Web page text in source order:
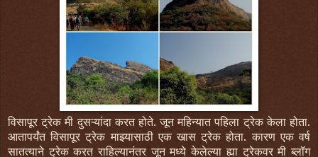
विसापूर ट्रेक मी दुसऱ्यांदा करत होते. जून महिन्यात पहिला ट्रेक केला होता.
आतापर्यंत विसापूर ट्रेक माझ्यासाठी एक खास ट्रेक होता. कारण एक वर्ष
सातत्याने ट्रेक करत राहिल्यानंतर जून मध्ये केलेल्या ह्या ट्रेकवर मी ब्लॉग